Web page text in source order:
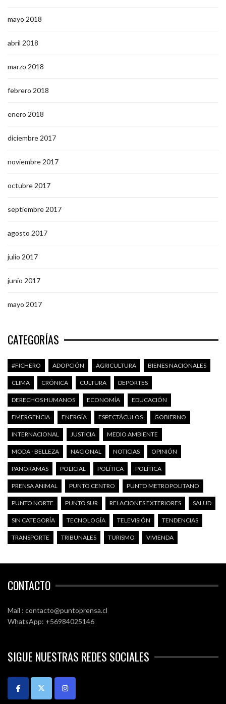
mayo 2018
abril 2018
marzo 2018
febrero 2018
enero 2018
diciembre 2017
noviembre 2017
octubre 2017
septiembre 2017
agosto 2017
julio 2017
junio 2017
mayo 2017
CATEGORÍAS
#FICHERO ADOPCIÓN AGRICULTURA BIENES NACIONALES
CLIMA CRÓNICA CULTURA DEPORTES
DERECHOS HUMANOS ECONOMÍA EDUCACIÓN
EMERGENCIA ENERGÍA ESPECTÁCULOS GOBIERNO
INTERNACIONAL JUSTICIA MEDIO AMBIENTE
MODA - BELLEZA NACIONAL NOTICIAS OPINIÓN
PANORAMAS POLICIAL POLÍTICA POLÍTICA
PRENSA ANIMAL PUNTO CENTRO PUNTO METROPOLITANO
PUNTO NORTE PUNTO SUR RELACIONES EXTERIORES SALUD
SIN CATEGORÍA TECNOLOGÍA TELEVISIÓN TENDENCIAS
TRANSPORTE TRIBUNALES TURISMO VIVIENDA
CONTACTO
Mail : contacto@puntoprensa.cl
WhatsApp: +56984025146
SIGUE NUESTRAS REDES SOCIALES